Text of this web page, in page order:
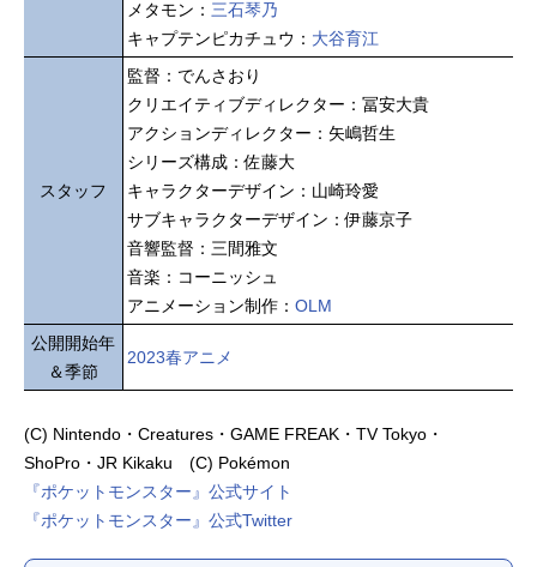
メタモン： 三石琴乃
キャプテンピカチュウ： 大谷育江
スタッフ
監督：でんさおり
クリエイティブディレクター：冨安大貴
アクションディレクター：矢嶋哲生
シリーズ構成：佐藤大
キャラクターデザイン：山崎玲愛
サブキャラクターデザイン：伊藤京子
音響監督：三間雅文
音楽：コーニッシュ
アニメーション制作： OLM
公開開始年
＆季節
2023春アニメ
(C) Nintendo・Creatures・GAME FREAK・TV Tokyo・
ShoPro・JR Kikaku (C) Pokémon
『ポケットモンスター』公式サイト
『ポケットモンスター』公式Twitter